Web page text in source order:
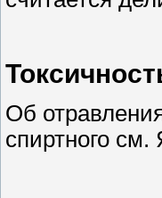
Об
спиртного